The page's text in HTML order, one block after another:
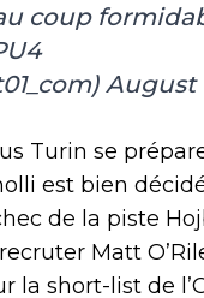
coup
August
Turin se
est bien
de la piste
Matt
la short-list de